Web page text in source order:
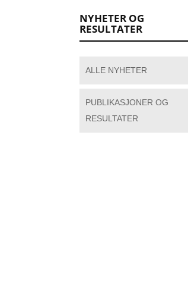
NYHETER OG
RESULTATER
ALLE NYHETER
PUBLIKASJONER OG
RESULTATER